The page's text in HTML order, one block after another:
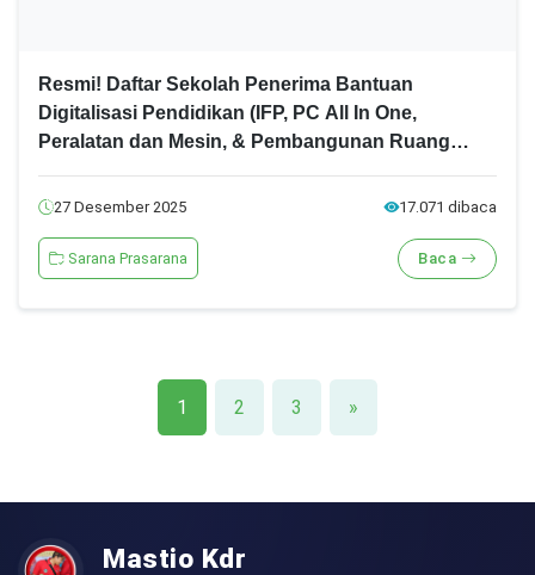
Resmi! Daftar Sekolah Penerima Bantuan
Digitalisasi Pendidikan (IFP, PC All In One,
Peralatan dan Mesin, & Pembangunan Ruang
27 Desember 2025 17.071 dibaca
Sarana Prasarana Baca
1 2 3 »
Mastio Kdr